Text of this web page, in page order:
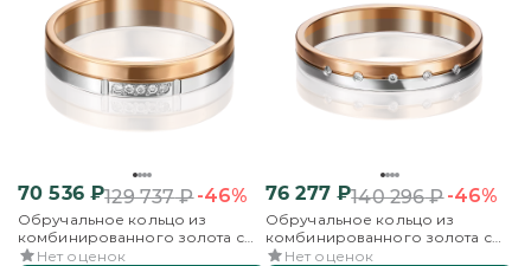
70 536₽129 737₽-46%
Обручальное кольцо из
комбинированного золота с
бриллиантами
Нет оценок
76 277₽140 296₽-46%
Обручальное кольцо из
комбинированного золота с
бриллиантами
Нет оценок